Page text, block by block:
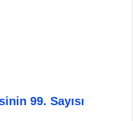
99. Sayısı